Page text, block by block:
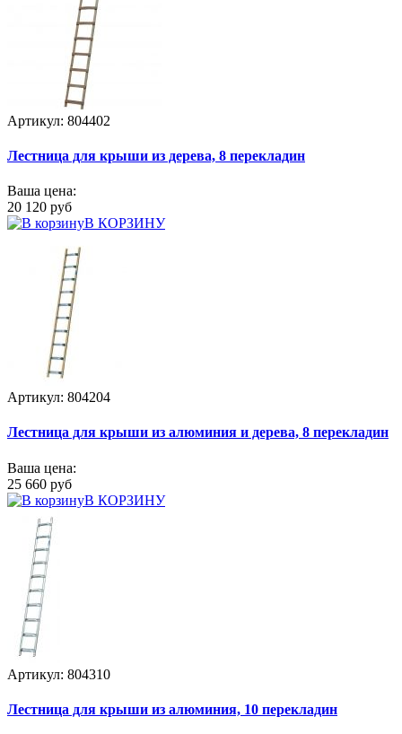
Артикул: 804402
Лестница для крыши из дерева, 8 перекладин
Ваша цена:
20 120 руб
В КОРЗИНУ
Артикул: 804204
Лестница для крыши из алюминия и дерева, 8 перекладин
Ваша цена:
25 660 руб
В КОРЗИНУ
Артикул: 804310
Лестница для крыши из алюминия, 10 перекладин